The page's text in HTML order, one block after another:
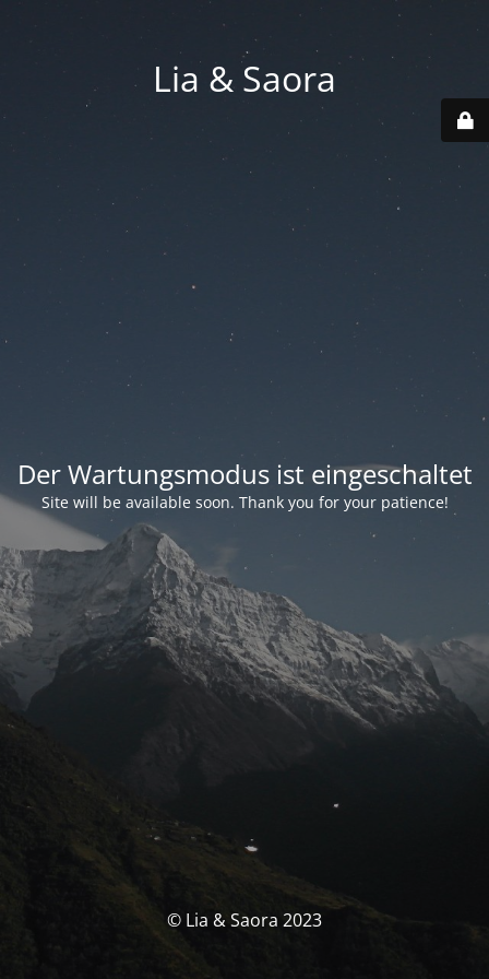
Lia & Saora
Der Wartungsmodus ist eingeschaltet
Site will be available soon. Thank you for your patience!
© Lia & Saora 2023